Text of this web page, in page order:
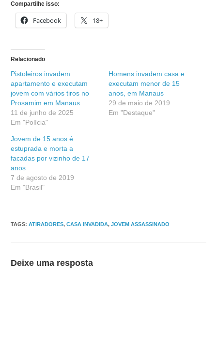
Compartilhe isso:
Facebook 18+
Relacionado
Pistoleiros invadem
apartamento e executam
jovem com vários tiros no
Prosamim em Manaus
11 de junho de 2025
Em "Polícia"
Homens invadem casa e
executam menor de 15
anos, em Manaus
29 de maio de 2019
Em "Destaque"
Jovem de 15 anos é
estuprada e morta a
facadas por vizinho de 17
anos
7 de agosto de 2019
Em "Brasil"
TAGS:ATIRADORES, CASA INVADIDA, JOVEM ASSASSINADO
Deixe uma resposta